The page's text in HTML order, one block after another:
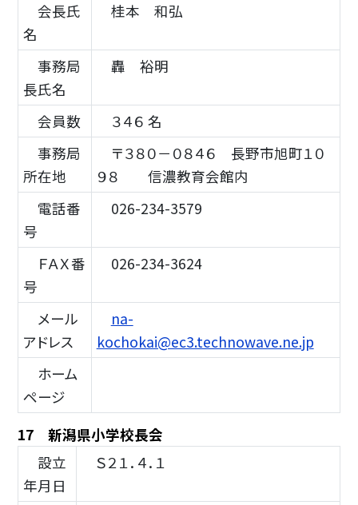
会長氏
名
桂本 和弘
事務局
長氏名
轟 裕明
会員数
３４６ 名
事務局
所在地
〒３８０－０８４６ 長野市旭町１０
９８ 信濃教育会館内
電話番
号
026-234-3579
ＦＡＸ番
号
026-234-3624
メール
アドレス
na-
kochokai@ec3.technowave.ne.jp
ホーム
ページ
17 新潟県小学校長会
設立
年月日
Ｓ２１．４．１